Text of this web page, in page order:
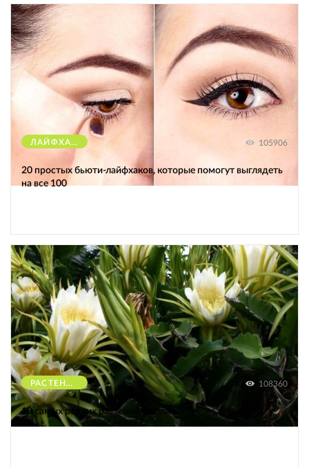
ЛАЙФХАКИ 105906
20 простых бьюти-лайфхаков, которые помогут выглядеть
на все 100
РАСТЕНИЯ 108360
10 самых редких растений Земли